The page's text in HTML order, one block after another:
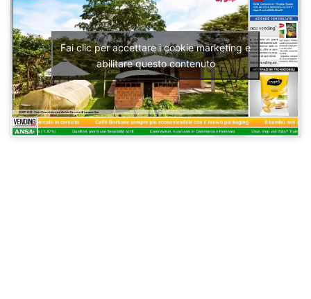
Fai clic per accettare i cookie marketing e
abilitare questo contenuto